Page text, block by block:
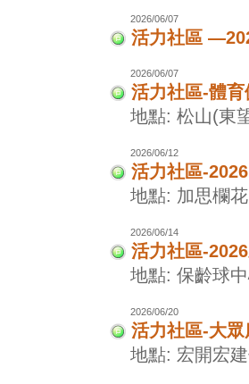
2026/06/07
活力社區
2026/06/07
活力社區-體
地點: 松山(東
2026/06/12
活力社區-
地點: 加思欄
2026/06/14
活力社區-
地點: 保齡球
2026/06/20
活力社區-大眾
地點: 宏開宏